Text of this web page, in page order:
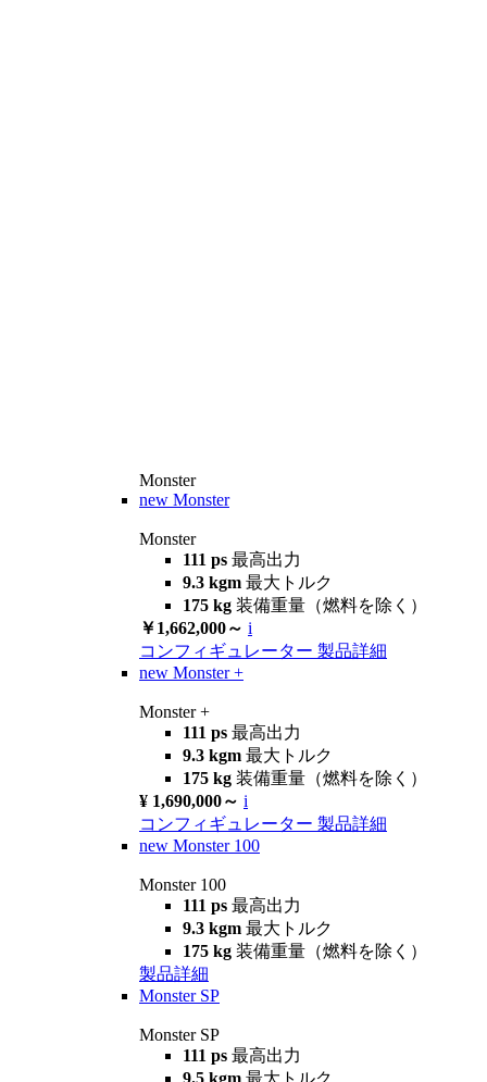
Monster
new Monster
Monster
111 ps 最高出力
9.3 kgm 最大トルク
175 kg 装備重量（燃料を除く）
￥1,662,000～ i
コンフィギュレーター 製品詳細
new Monster +
Monster +
111 ps 最高出力
9.3 kgm 最大トルク
175 kg 装備重量（燃料を除く）
¥ 1,690,000～ i
コンフィギュレーター 製品詳細
new Monster 100
Monster 100
111 ps 最高出力
9.3 kgm 最大トルク
175 kg 装備重量（燃料を除く）
製品詳細
Monster SP
Monster SP
111 ps 最高出力
9.5 kgm 最大トルク